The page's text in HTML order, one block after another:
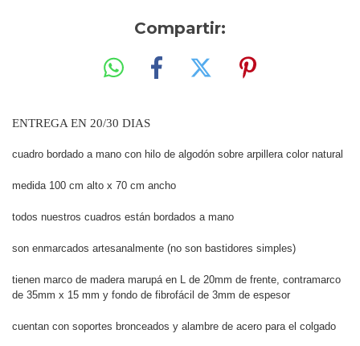
Compartir:
ENTREGA EN 20/30 DIAS
cuadro bordado a mano con hilo de algodón sobre arpillera color natural
medida 100 cm alto x 70 cm ancho
todos nuestros cuadros están bordados a mano
son enmarcados artesanalmente (no son bastidores simples)
tienen marco de madera marupá en L de 20mm de frente, contramarco
de 35mm x 15 mm y fondo de fibrofácil de 3mm de espesor
cuentan con soportes bronceados y alambre de acero para el colgado